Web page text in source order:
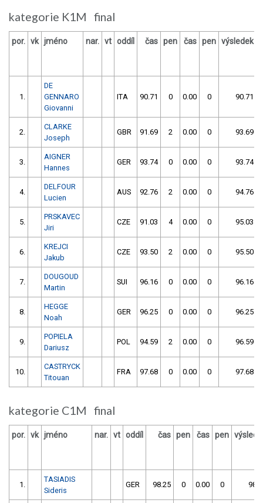
kategorie K1M final
por. vk jméno nar. vt oddíl čas pen čas pen výsledek
1.
DE
GENNARO
Giovanni
ITA 90.71 0 0.00 0 90.71
2.
CLARKE
Joseph
GBR 91.69 2 0.00 0 93.69
3.
AIGNER
Hannes
GER 93.74 0 0.00 0 93.74
4.
DELFOUR
Lucien
AUS 92.76 2 0.00 0 94.76
5.
PRSKAVEC
Jiri
CZE 91.03 4 0.00 0 95.03
6.
KREJCI
Jakub
CZE 93.50 2 0.00 0 95.50
7.
DOUGOUD
Martin
SUI 96.16 0 0.00 0 96.16
8.
HEGGE
Noah
GER 96.25 0 0.00 0 96.25
9.
POPIELA
Dariusz
POL 94.59 2 0.00 0 96.59
10.
CASTRYCK
Titouan
FRA 97.68 0 0.00 0 97.68
kategorie C1M final
por. vk jméno nar. vt oddíl čas pen čas pen
1.
TASIADIS
Sideris
GER 98.25 0 0.00 0